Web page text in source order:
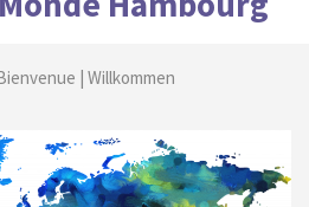
| Willkommen